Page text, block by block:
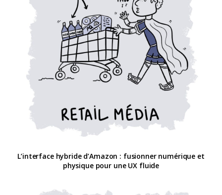
L’interface hybride d’Amazon : fusionner numérique et
physique pour une UX fluide